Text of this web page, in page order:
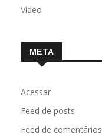
Vídeo
META
Acessar
Feed de posts
Feed de comentários